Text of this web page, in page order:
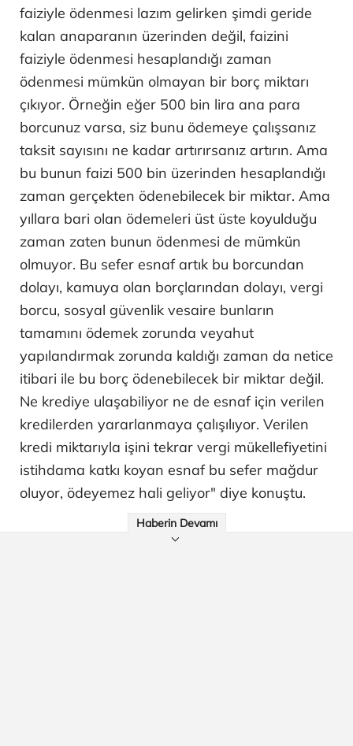
faiziyle ödenmesi lazım gelirken şimdi geride
kalan anaparanın üzerinden değil, faizini
faiziyle ödenmesi hesaplandığı zaman
ödenmesi mümkün olmayan bir borç miktarı
çıkıyor. Örneğin eğer 500 bin lira ana para
borcunuz varsa, siz bunu ödemeye çalışsanız
taksit sayısını ne kadar artırırsanız artırın. Ama
bu bunun faizi 500 bin üzerinden hesaplandığı
zaman gerçekten ödenebilecek bir miktar. Ama
yıllara bari olan ödemeleri üst üste koyulduğu
zaman zaten bunun ödenmesi de mümkün
olmuyor. Bu sefer esnaf artık bu borcundan
dolayı, kamuya olan borçlarından dolayı, vergi
borcu, sosyal güvenlik vesaire bunların
tamamını ödemek zorunda veyahut
yapılandırmak zorunda kaldığı zaman da netice
itibari ile bu borç ödenebilecek bir miktar değil.
Ne krediye ulaşabiliyor ne de esnaf için verilen
kredilerden yararlanmaya çalışılıyor. Verilen
kredi miktarıyla işini tekrar vergi mükellefiyetini
istihdama katkı koyan esnaf bu sefer mağdur
oluyor, ödeyemez hali geliyor" diye konuştu.
Haberin Devamı